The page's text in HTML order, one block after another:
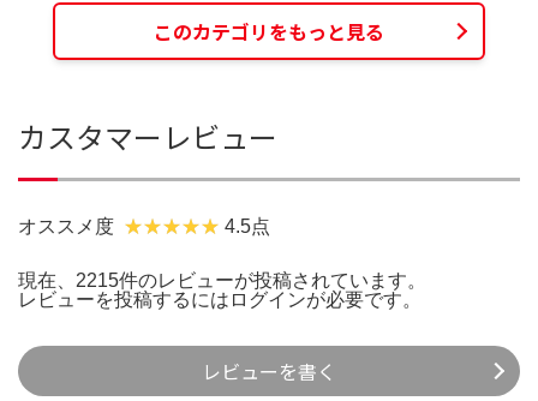
このカテゴリをもっと見る
カスタマーレビュー
オススメ度 4.5点
現在、2215件のレビューが投稿されています。
レビューを投稿するには ログインが必要です。
レビューを書く